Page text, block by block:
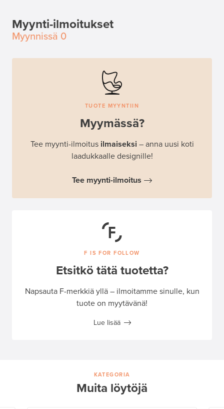
Myynti-ilmoitukset
Myynnissä 0
TUOTE MYYNTIIN
Myymässä?
Tee myynti-ilmoitus ilmaiseksi – anna uusi koti
laadukkaalle designille!
Tee myynti-ilmoitus
F IS FOR FOLLOW
Etsitkö tätä tuotetta?
Napsauta F-merkkiä yllä – ilmoitamme sinulle, kun
tuote on myytävänä!
Lue lisää
KATEGORIA
Muita löytöjä